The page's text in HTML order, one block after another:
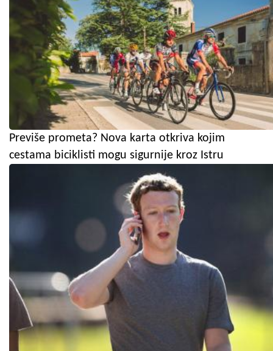
Previše prometa? Nova karta otkriva kojim
cestama biciklisti mogu sigurnije kroz Istru